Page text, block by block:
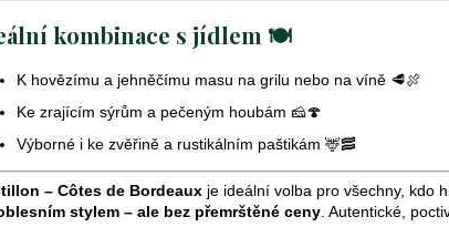
kombinace s jídlem 🍽️
K hovězímu a jehněčímu masu na grilu nebo na víně 🥩🍖
Ke zrajícím sýrům a pečeným houbám 🧀🍄
Výborné i ke zvěřině a rustikálním paštikám 🦌🥓
– Côtes de Bordeaux je ideální volba pro všechny, kdo
stylem – ale bez přemrštěné ceny . Autentické,